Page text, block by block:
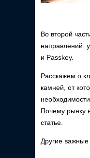
Во второй
направлений:
и Passkey.
Расскажем о
камней, от
Почему рынку
статье.
Другие